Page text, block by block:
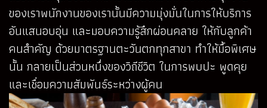
ของเราพนักงานของเรานั้นมีความมุ่งมั่นในการให้บริการ
อันแสนอบอุ่น และมอบความรู้สึกผ่อนคลาย ให้กับลูกค้า
คนสำคัญ ด้วยมาตรฐานตะวันตกทุกสาขา ทำให้มื้อพิเศษ
นั้น กลายเป็นส่วนหนึ่งของวิถีชีวิต ในการพบปะ พูดคุย
และเชื่อมความสัมพันธ์ระหว่างผู้คน